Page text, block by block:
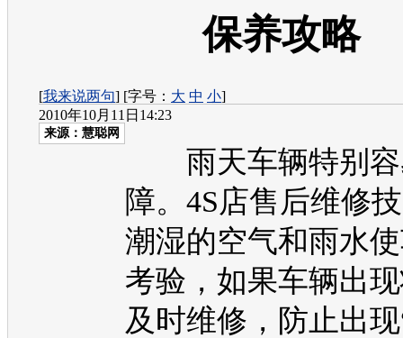
保养攻略
[我来说两句] [字号： 大 中 小]
2010年10月11日14:23
来源： 慧聪网
雨天车辆特别容
障。4S店售后维修
潮湿的空气和雨水
考验，如果车辆出
及时维修，防止出